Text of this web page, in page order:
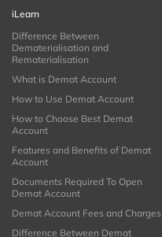
iLearn
Difference Between
Dematerialisation and
Rematerialisation
What is Demat Account
How to Use Demat Account
How to Choose Best Demat
Account
Features and Benefits of Demat
Account
Documents Required To Open
Demat Account
Demat Account Fees and Charges
Difference Between Demat